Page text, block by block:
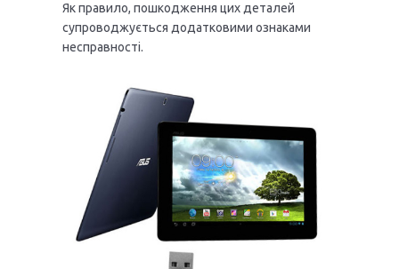
Як правило, пошкодження цих деталей
супроводжується додатковими ознаками
несправності.